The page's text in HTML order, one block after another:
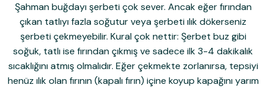
Şahman buğdayı şerbeti çok sever. Ancak eğer fırından
çıkan tatlıyı fazla soğutur veya şerbeti ılık dökerseniz
şerbeti çekmeyebilir. Kural çok nettir: Şerbet buz gibi
soğuk, tatlı ise fırından çıkmış ve sadece ilk 3-4 dakikalık
sıcaklığını atmış olmalıdır. Eğer çekmekte zorlanırsa, tepsiyi
henüz ılık olan fırının (kapalı fırın) içine koyup kapağını yarım